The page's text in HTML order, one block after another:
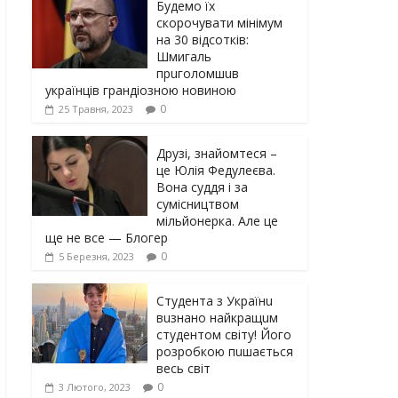
Будемо їх
скорочувати мінімум
на 30 відсотків:
Шмигаль
прuголомшuв
українців грaндіoзнoю новиною
25 Травня, 2023 0
Друзі, знайомтеся –
це Юлія Федулеєва.
Вона суддя і за
сумісництвом
мільйонерка. Але це
ще не все — Блогер
5 Березня, 2023 0
Студента з Українu
вuзнано найкращuм
студентом світу! Його
розробкою пuшається
весь світ
3 Лютого, 2023 0